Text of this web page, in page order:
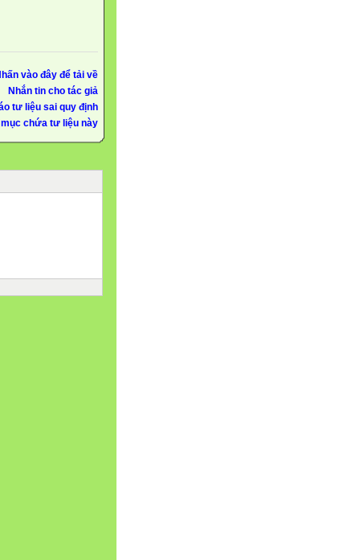
vào đây để tải về
Nhắn tin cho tác giả
tư liệu sai quy định
chứa tư liệu này